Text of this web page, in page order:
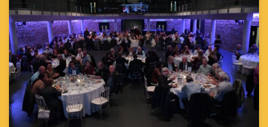
Τη νύχτα του Σαββάτου 7 Μαρτίου 2026, στο Royal Hall στη
Λευκωσία. οι έφεδροι πυροβολητές χόρεψαν και διασκέδασαν στα
πλαίσια της Χοροεσπερίδας του Συνδέσμου μας, όμως τα όπλα
τους τα είχαν παρά πόδα, τα πυροβόλα τους δεσμευμένα και το
βλέμμα τους στραμμένο στην κατεχόμενη γη μας. Όποτε όμως η
Πατρίδα […]